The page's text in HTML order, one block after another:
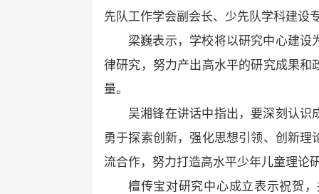
先队工作学会副会长、少先队学科建设
梁巍表示，学校将以研究中心建
律研究，努力产出高水平的研究成果
量。
吴湘锋在讲话中指出，要深刻认
勇于探索创新，强化思想引领、创新
流合作，努力打造高水平少年儿童理论
檀传宝对研究中心成立表示祝贺